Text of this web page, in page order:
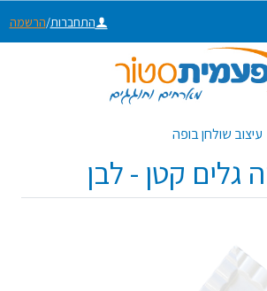
התחברות/הרשמה
עיצוב שולחן בופה
גלים קטן - לבן